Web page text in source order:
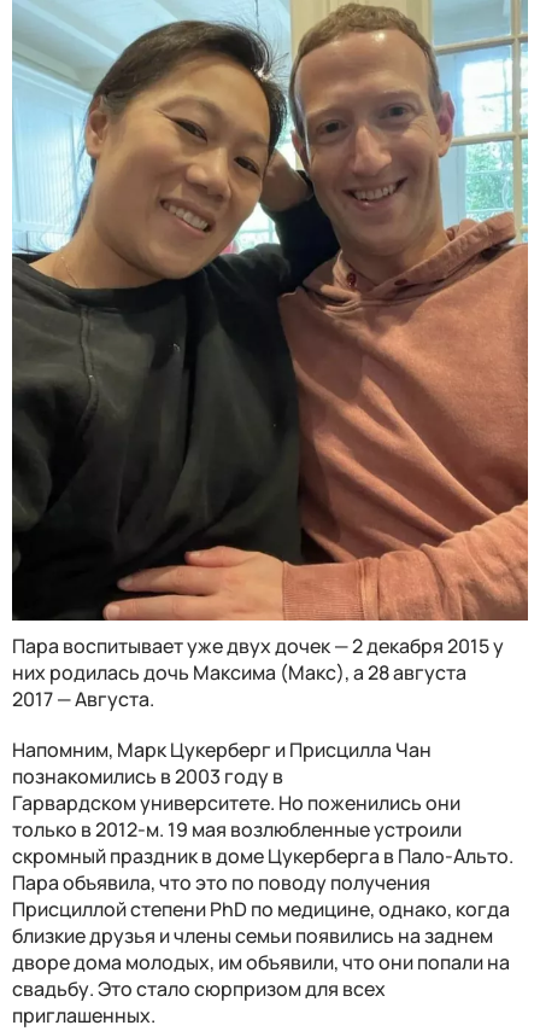
Пара воспитывает уже двух дочек — 2 декабря 2015 у
них родилась дочь Максима (Макс), а 28 августа
2017 — Августа.
Напомним, Марк Цукерберг и Присцилла Чан
познакомились в 2003 году в
Гарвардском университете. Но поженились они
только в 2012-м. 19 мая возлюбленные устроили
скромный праздник в доме Цукерберга в Пало-Альто.
Пара объявила, что это по поводу получения
Присциллой степени PhD по медицине, однако, когда
близкие друзья и члены семьи появились на заднем
дворе дома молодых, им объявили, что они попали на
свадьбу. Это стало сюрпризом для всех
приглашенных.